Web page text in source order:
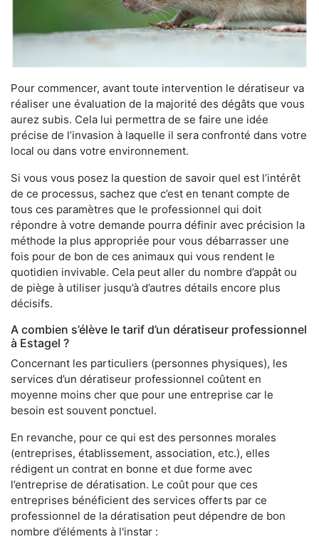
Pour commencer, avant toute intervention le dératiseur va
réaliser une évaluation de la majorité des dégâts que vous
aurez subis. Cela lui permettra de se faire une idée
précise de l’invasion à laquelle il sera confronté dans votre
local ou dans votre environnement.
Si vous vous posez la question de savoir quel est l’intérêt
de ce processus, sachez que c’est en tenant compte de
tous ces paramètres que le professionnel qui doit
répondre à votre demande pourra définir avec précision la
méthode la plus appropriée pour vous débarrasser une
fois pour de bon de ces animaux qui vous rendent le
quotidien invivable. Cela peut aller du nombre d’appât ou
de piège à utiliser jusqu’à d’autres détails encore plus
décisifs.
A combien s’élève le tarif d’un dératiseur professionnel
à Estagel ?
Concernant les particuliers (personnes physiques), les
services d’un dératiseur professionnel coûtent en
moyenne moins cher que pour une entreprise car le
besoin est souvent ponctuel.
En revanche, pour ce qui est des personnes morales
(entreprises, établissement, association, etc.), elles
rédigent un contrat en bonne et due forme avec
l’entreprise de dératisation. Le coût pour que ces
entreprises bénéficient des services offerts par ce
professionnel de la dératisation peut dépendre de bon
nombre d’éléments à l'instar :